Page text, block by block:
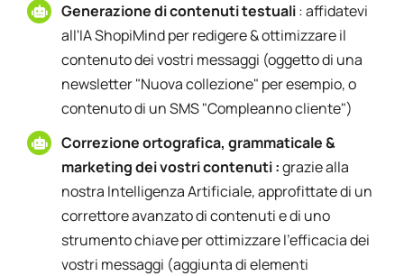
Generazione di contenuti testuali: affidatevi
all'IA ShopiMind per redigere & ottimizzare il
contenuto dei vostri messaggi (oggetto di una
newsletter "Nuova collezione" per esempio, o
contenuto di un SMS "Compleanno cliente")
Correzione ortografica, grammaticale &
marketing dei vostri contenuti :grazie alla
nostra Intelligenza Artificiale, approfittate di un
correttore avanzato di contenuti e di uno
strumento chiave per ottimizzare l'efficacia dei
vostri messaggi (aggiunta di elementi